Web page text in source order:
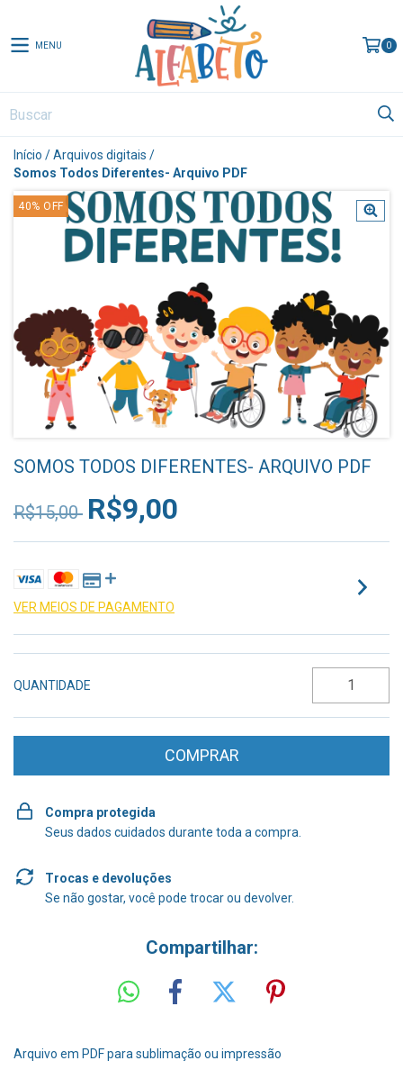
MENU 0
Início /Arquivos digitais /
Somos Todos Diferentes- Arquivo PDF
40% OFF
SOMOS TODOS DIFERENTES- ARQUIVO PDF
R$15,00 R$9,00
VER MEIOS DE PAGAMENTO
QUANTIDADE
Compra protegida
Seus dados cuidados durante toda a compra.
Trocas e devoluções
Se não gostar, você pode trocar ou devolver.
Compartilhar:
Arquivo em PDF para sublimação ou impressão